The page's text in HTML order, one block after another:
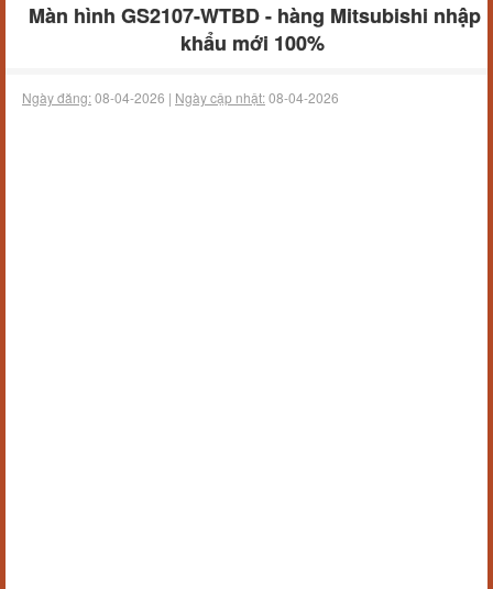
Màn hình GS2107-WTBD - hàng Mitsubishi nhập
khẩu mới 100%
Ngày đăng:08-04-2026 | Ngày cập nhật:08-04-2026